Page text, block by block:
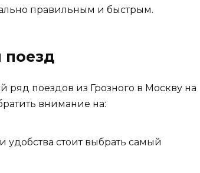
правильным и быстрым.
поезд
поездов из Грозного в Москву на
внимание на:
удобства стоит выбрать самый